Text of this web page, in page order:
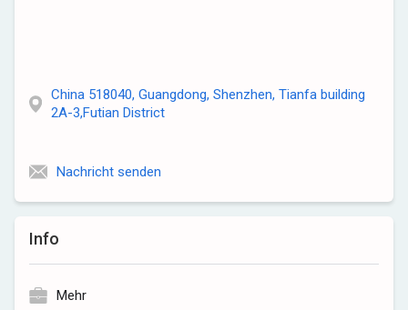
Info
Mehr
China 518040, Guangdong, Shenzhen, Tianfa building
2A-3,Futian District
Nachricht senden